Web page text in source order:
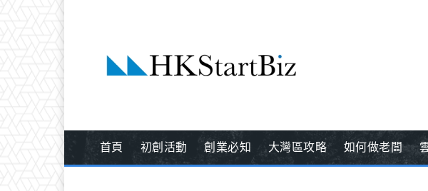
首頁 初創活動 創業必知 大灣區攻略 如何做老闆